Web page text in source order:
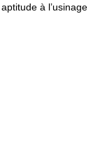
à l’usinage